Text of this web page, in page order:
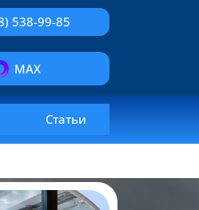
538-99-85
MAX
Статьи